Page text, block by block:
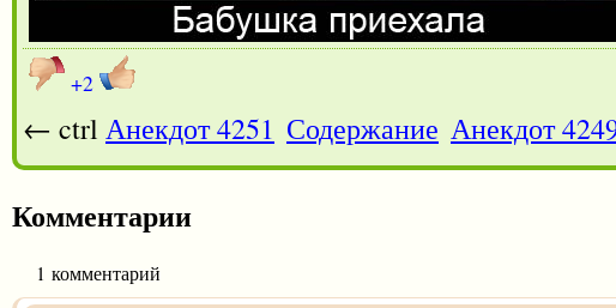
+2
← ctrl Анекдот 4251 Содержание Анекдот
Комментарии
1 комментарий